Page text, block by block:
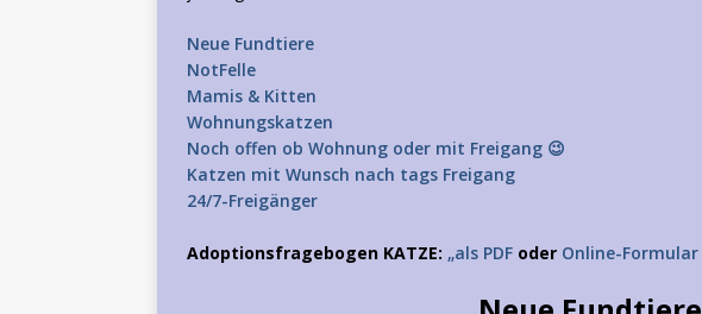
Neue Fundtiere
NotFelle
Mamis & Kitten
Wohnungskatzen
Noch offen ob Wohnung oder mit Freigang 😉
Katzen mit Wunsch nach tags Freigang
24/7-Freigänger
Adoptionsfragebogen KATZE: „als PDF oder Online-Formular